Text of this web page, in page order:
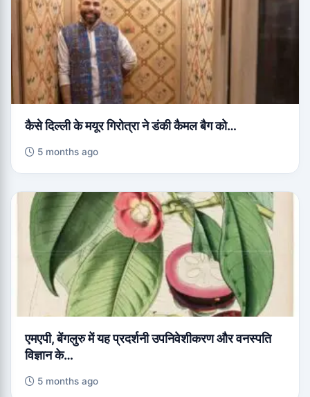
कैसे दिल्ली के मयूर गिरोत्रा ​​ने डंकी कैमल बैग को…
5 months ago
एमएपी, बेंगलुरु में यह प्रदर्शनी उपनिवेशीकरण और वनस्पति
विज्ञान के…
5 months ago